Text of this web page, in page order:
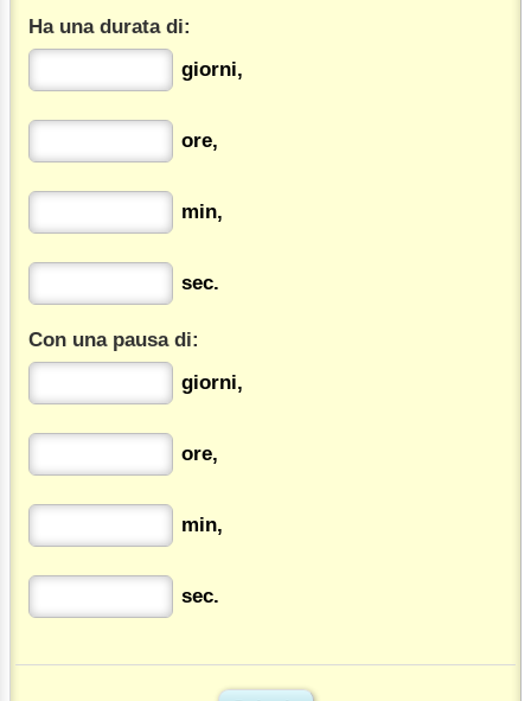
Ha una durata di:
giorni,
ore,
min,
sec.
Con una pausa di:
giorni,
ore,
min,
sec.